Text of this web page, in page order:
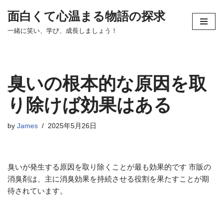
コ
ツ
へ
ス
キ
ッ
面白くて心温まる物語の探求
一緒に笑い、学び、成長しましょう！
臭いの根本的な原因を取
り除けば効果はある
by James 2025年5月26日
臭いが発生する原因を取り除くことが最も効果的です 市販の
消臭剤は、主に消臭効果を持続させる役割を果たすことが期
待されています。